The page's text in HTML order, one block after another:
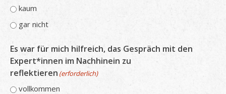
kaum
gar nicht
Es war für mich hilfreich, das Gespräch mit den
Expert*innen im Nachhinein zu
reflektieren (erforderlich)
vollkommen